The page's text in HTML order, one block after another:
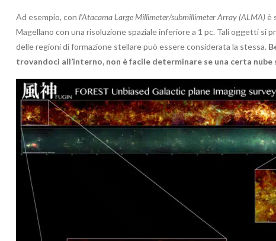
Ad esempio, con l’Atacama Large Millimeter/submillimeter Array (ALMA)è
Magellano con una risoluzione spaziale inferiore a 1 pc. Tali oggetti si
delle regioni di formazione stellare può essere considerata la stessa.
trovandoci all’interno, non è facile determinare se una certa